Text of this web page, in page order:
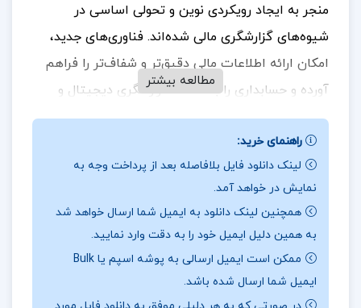
منجر به ایجاد رویکردی نوین و تحولی اساسی در
شیوه‌های گزارشگری مالی شده‌اند. فناوری‌های جدید،
امکان ارائه اطلاعات مالی دقیق‌تر و شفاف‌تر را فراهم
آورده و حسابداری را به سمت گزارشگری دیجیتال و
بی‌درنگ سوق داده‌اند که به افزایش دقت، سرعت و
دسترسی به داده‌ها کمک شایانی می‌کند.
فایل های بیشتر پروژه کده را دنبال کنید.
موضوع مقاله بررسی تأثير گزارشگری مالی وب بر
ويژگی های كيفی اطلاعات حسابداری :
تغییرات سریع و
گسترده در حوزه فناوری اطلاعات و ارتباطات، به‌ویژه
مطالعه بیشتر
راهنمای خرید:
لینک دانلود فایل بلافاصله بعد از پرداخت وجه به
نمایش در خواهد آمد.
همچنین لینک دانلود به ایمیل شما ارسال خواهد شد
به همین دلیل ایمیل خود را به دقت وارد نمایید.
ممکن است ایمیل ارسالی به پوشه اسپم یا Bulk
ایمیل شما ارسال شده باشد.